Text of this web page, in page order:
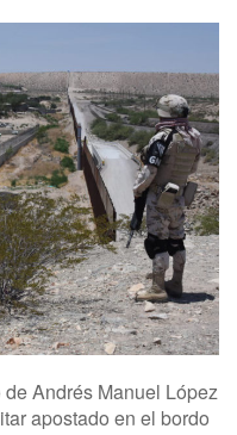
Andrés Manuel López
apostado en el bordo